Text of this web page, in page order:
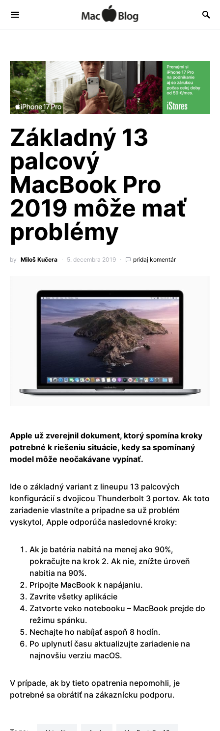
Základný 13
palcový
MacBook Pro
2019 môže mať
problémy
by Miloš Kučera 5. decembra 2019 pridaj komentár
Apple už zverejnil dokument, ktorý spomína kroky
potrebné k riešeniu situácie, kedy sa spomínaný
model môže neočakávane vypínať.
Ide o základný variant z lineupu 13 palcových
konfigurácií s dvojicou Thunderbolt 3 portov. Ak toto
zariadenie vlastníte a prípadne sa už problém
vyskytol, Apple odporúča nasledovné kroky:
Ak je batéria nabitá na menej ako 90%,
pokračujte na krok 2. Ak nie, znížte úroveň
nabitia na 90%.
Pripojte MacBook k napájaniu.
Zavrite všetky aplikácie
Zatvorte veko notebooku – MacBook prejde do
režimu spánku.
Nechajte ho nabíjať aspoň 8 hodín.
Po uplynutí času aktualizujte zariadenie na
najnovšiu verziu macOS.
V prípade, ak by tieto opatrenia nepomohli, je
potrebné sa obrátiť na zákaznícku podporu.